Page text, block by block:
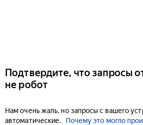
Подтвердите, что запросы
не робот
Нам очень жаль, но запросы с вашего
автоматические.
Почему это могло